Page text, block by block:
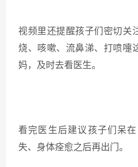
视频里还提醒孩子们密切关
烧、咳嗽、流鼻涕、打喷嚏
妈，及时去看医生。
看完医生后建议孩子们呆
失、身体痊愈之后再出门。